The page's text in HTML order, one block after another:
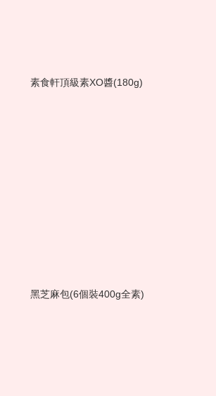
素食軒頂級素XO醬(180g)
黑芝麻包(6個裝400g全素)